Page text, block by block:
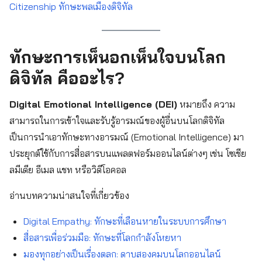
Citizenship ทักษะพลเมืองดิจิทัล
ทักษะการเห็นอกเห็นใจบนโลก
ดิจิทัล คืออะไร?
Digital Emotional Intelligence (DEI) หมายถึง ความ
สามารถในการเข้าใจและรับรู้อารมณ์ของผู้อื่นบนโลกดิจิทัล
เป็นการนำเอาทักษะทางอารมณ์ (Emotional Intelligence) มา
ประยุกต์ใช้กับการสื่อสารบนแพลตฟอร์มออนไลน์ต่างๆ เช่น โซเชีย
ลมีเดีย อีเมล แชท หรือวิดีโอคอล
อ่านบทความน่าสนใจที่เกี่ยวข้อง
Digital Empathy: ทักษะที่เลือนหายในระบบการศึกษา
สื่อสารเพื่อร่วมมือ: ทักษะที่โลกกำลังโหยหา
มองทุกอย่างเป็นเรื่องตลก: ดาบสองคมบนโลกออนไลน์